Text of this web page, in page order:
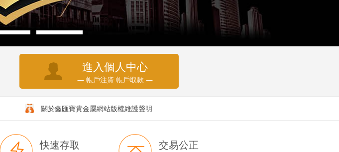
進入個人中心
— 帳戶注資 帳戶取款 —
關於鑫匯寶貴金屬網站版權維護聲明
快速存取 交易公正